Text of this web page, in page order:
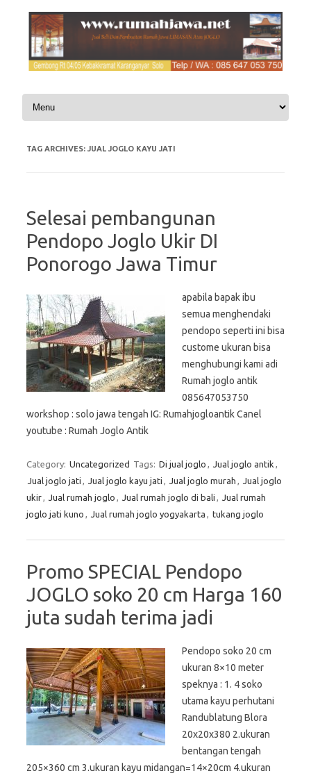
Skip to content
TAG ARCHIVES: JUAL JOGLO KAYU JATI
Selesai pembangunan
Pendopo Joglo Ukir DI
Ponorogo Jawa Timur
apabila bapak ibu
semua menghendaki
pendopo seperti ini bisa
custome ukuran bisa
menghubungi kami adi
Rumah joglo antik
085647053750
workshop : solo jawa tengah IG: Rumahjogloantik Canel
youtube : Rumah Joglo Antik
Category: Uncategorized Tags: Di jual joglo , Jual joglo antik ,
Jual joglo jati , Jual joglo kayu jati , Jual joglo murah , Jual joglo
ukir, Jual rumah joglo , Jual rumah joglo di bali , Jual rumah
joglo jati kuno , Jual rumah joglo yogyakarta , tukang joglo
Promo SPECIAL Pendopo
JOGLO soko 20 cm Harga 160
juta sudah terima jadi
Pendopo soko 20 cm
ukuran 8×10 meter
speknya : 1. 4 soko
utama kayu perhutani
Randublatung Blora
20x20x380 2.ukuran
bentangan tengah
205×360 cm 3.ukuran kayu midangan=14×20cm 4.ukuran